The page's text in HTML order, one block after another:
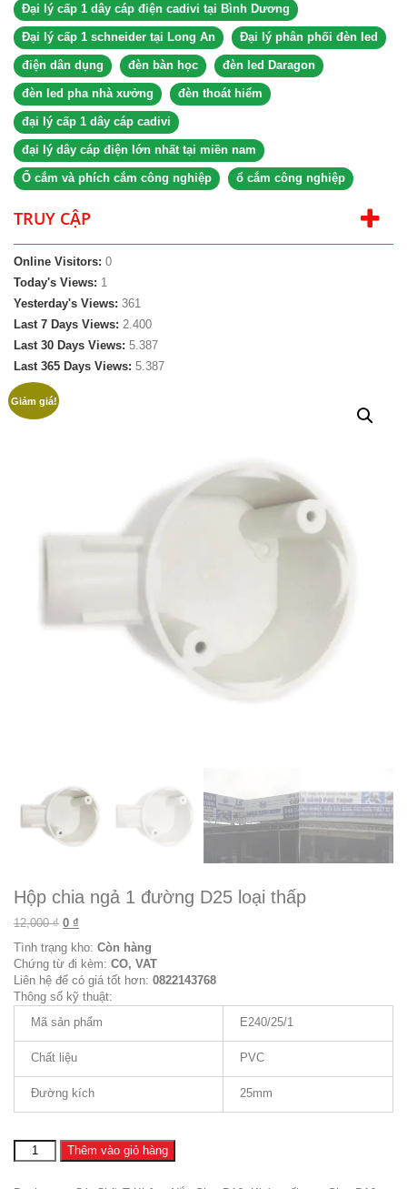
Đại lý cấp 1 dây cáp điện cadivi tại Bình Dương
Đại lý cấp 1 schneider tại Long An Đại lý phân phối đèn led
điện dân dụng đèn bàn học đèn led Daragon
đèn led pha nhà xưởng đèn thoát hiểm
đại lý cấp 1 dây cáp cadivi
đại lý dây cáp điện lớn nhất tại miền nam
Ổ cắm và phích cắm công nghiệp ổ cắm công nghiệp
TRUY CẬP
Online Visitors: 0
Today's Views: 1
Yesterday's Views: 361
Last 7 Days Views: 2.400
Last 30 Days Views: 5.387
Last 365 Days Views: 5.387
Giảm giá!
Hộp chia ngả 1 đường D25 loại thấp
12,000₫ Giá gốc là: 12,000 ₫.
0 ₫
Tình trạng kho: Còn hàng
Chứng từ đi kèm: CO, VAT
Liên hệ để có giá tốt hơn: 0822143768
Thông số kỹ thuật:
Mã sản phẩm
E240/25/1
Chất liệu PVC
Đường kích 25mm
Hộp
chia
Thêm vào giỏ hàng